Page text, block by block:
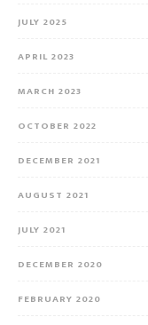
JULY 2025
APRIL 2023
MARCH 2023
OCTOBER 2022
DECEMBER 2021
AUGUST 2021
JULY 2021
DECEMBER 2020
FEBRUARY 2020